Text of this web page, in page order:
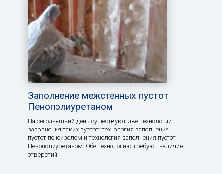
Заполнение межстенных пустот
Пенополиуретаном
На сегодняшний день существуют две технологии
заполнения таких пустот: технология заполнения
пустот пеноизолом и технология заполнения пустот
Пенополиуретаном. Обе технологию требуют наличие
отверстий